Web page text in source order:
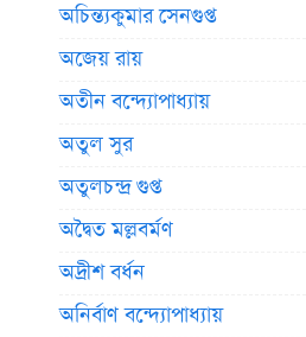
অচিন্ত্যকুমার সেনগুপ্ত
অজেয় রায়
অতীন বন্দ্যোপাধ্যায়
অতুল সুর
অতুলচন্দ্র গুপ্ত
অদ্বৈত মল্লবর্মণ
অদ্রীশ বর্ধন
অনির্বাণ বন্দ্যোপাধ্যায়